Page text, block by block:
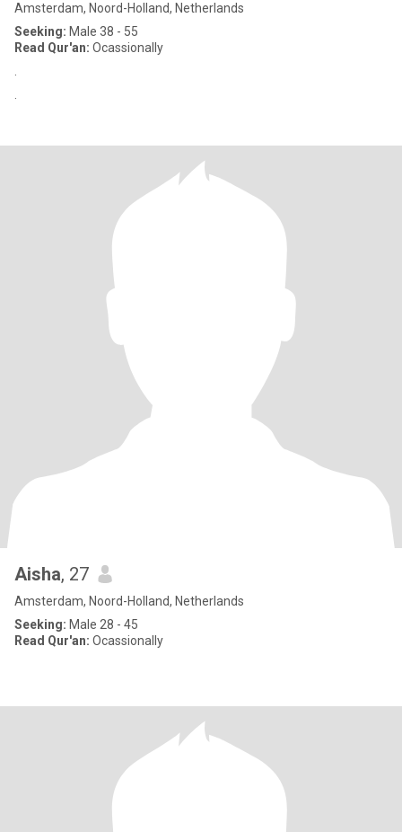
Amsterdam, Noord-Holland, Netherlands
Seeking: Male 38 - 55
Read Qur'an: Ocassionally
Aisha, 27
Amsterdam, Noord-Holland, Netherlands
Seeking: Male 28 - 45
Read Qur'an: Ocassionally